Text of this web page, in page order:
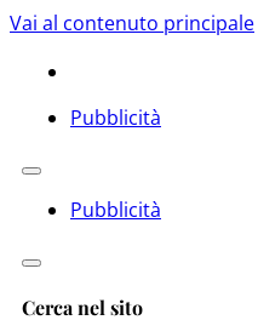
Vai al contenuto principale
Pubblicità
Pubblicità
Cerca nel sito